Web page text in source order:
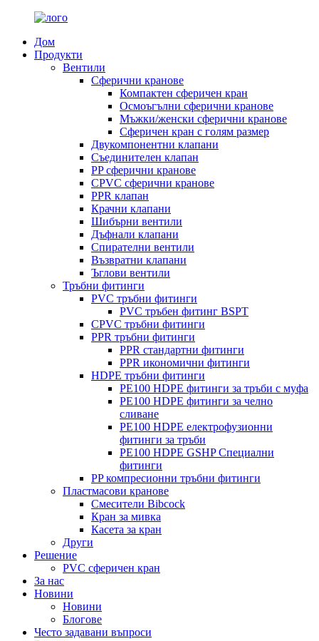
Дом
Продукти
Вентили
Сферични кранове
Компактен сферичен кран
Осмоъгълни сферични кранове
Мъжки/женски сферични кранове
Сферичен кран с голям размер
Двукомпонентни клапани
Съединителен клапан
PP сферични кранове
CPVC сферични кранове
PPR клапан
Крачни клапани
Шибърни вентили
Дъфнали клапани
Спирателни вентили
Възвратни клапани
Ъглови вентили
Тръбни фитинги
PVC тръбни фитинги
PVC тръбен фитинг BSPT
CPVC тръбни фитинги
PPR тръбни фитинги
PPR стандартни фитинги
PPR икономични фитинги
HDPE тръбни фитинги
PE100 HDPE фитинги за тръби с муфа
PE100 HDPE фитинги за челно
сливане
PE100 HDPE електрофузионни
фитинги за тръби
PE100 HDPE GSHP Специални
фитинги
PP компресионни тръбни фитинги
Пластмасови кранове
Смесители Bibcock
Кран за мивка
Касета за кран
Други
Решение
PVC сферичен кран
За нас
Новини
Новини
Блогове
Често задавани въпроси